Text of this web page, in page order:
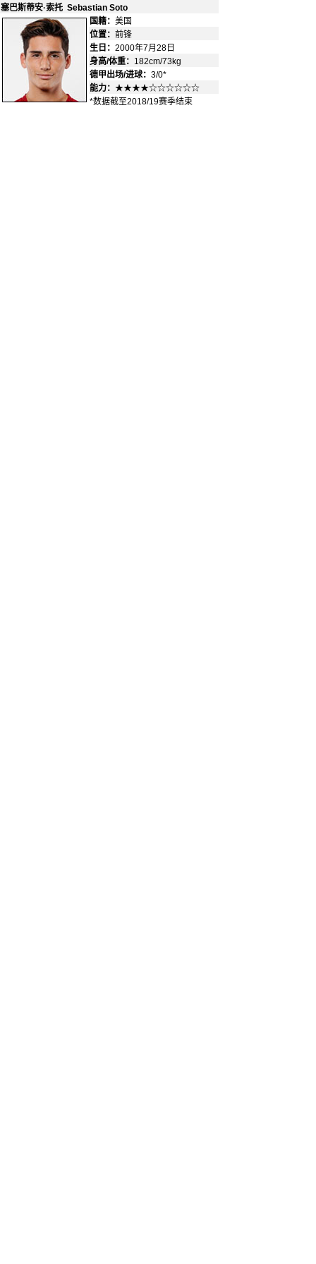
塞巴斯蒂安·索托 Sebastian Soto
国籍： 美国
位置： 前锋
生日： 2000年7月28日
身高/体重： 182cm/73kg
德甲出场/进球： 3/0*
能力： ★★★★☆☆☆☆☆☆
*数据截至2018/19赛季结束